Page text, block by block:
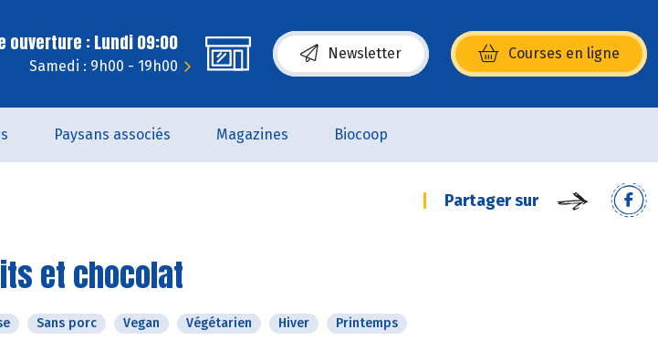
ouverture : Lundi 09:00
Samedi : 9h00 - 19h00
Newsletter Courses en ligne
(s’ouvre dans une nouvelle fenêtre)
Paysans associés Magazines Biocoop
Partager sur
et chocolat
Sans porc Vegan Végétarien Hiver Printemps